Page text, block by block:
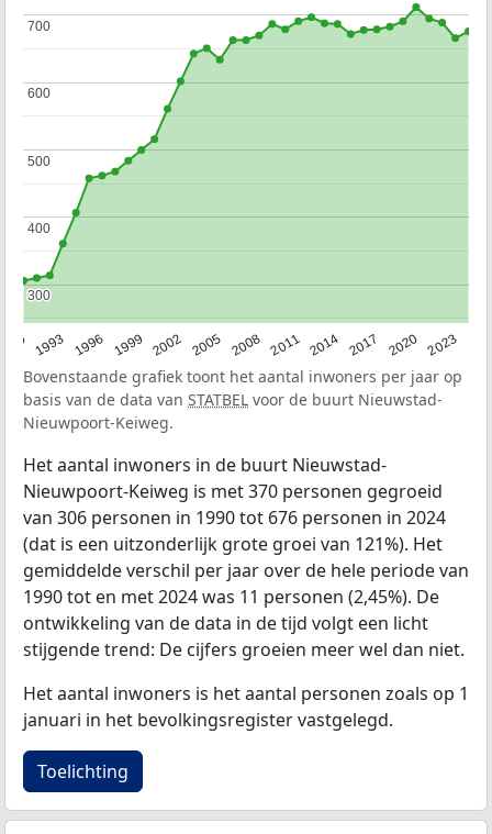
1993 1996 1999 2002 2005 2008 2011 2014 2017 2020 2023
300
300
400
400
500
500
600
600
700
700
Bovenstaande grafiek toont het aantal inwoners per jaar op
basis van de data van STATBEL voor de buurt Nieuwstad-
Nieuwpoort-Keiweg.
Het aantal inwoners in de buurt Nieuwstad-
Nieuwpoort-Keiweg is met 370 personen gegroeid
van 306 personen in 1990 tot 676 personen in 2024
(dat is een uitzonderlijk grote groei van 121%). Het
gemiddelde verschil per jaar over de hele periode van
1990 tot en met 2024 was 11 personen (2,45%). De
ontwikkeling van de data in de tijd volgt een licht
stijgende trend: De cijfers groeien meer wel dan niet.
Het aantal inwoners is het aantal personen zoals op 1
januari in het bevolkingsregister vastgelegd.
Toelichting